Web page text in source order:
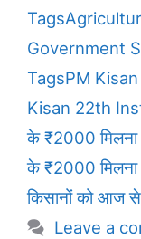
Government
TagsPM
Kisan 22th
के ₹2000
के ₹2000
किसानों को आज
Leave a